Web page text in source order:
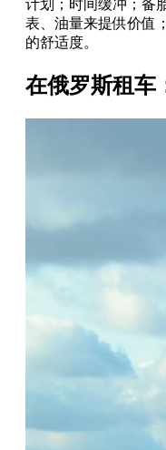
计划；时间缓冲；备
表、油量来提供价值
的舒适度。
在俄罗斯租车